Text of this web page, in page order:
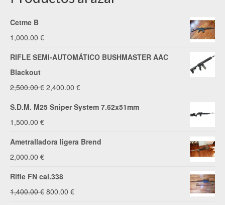
Cetme B
1,000.00 €
RIFLE SEMI-AUTOMÁTICO BUSHMASTER AAC
Blackout
2,500.00€ El
precio
2,500.00 €.
2,400.00 €El
2,400.00 €.
S.D.M. M25 Sniper System 7.62x51mm
1,500.00 €
Ametralladora ligera Brend
2,000.00 €
Rifle FN cal.338
1,400.00€ El
800.00 €El